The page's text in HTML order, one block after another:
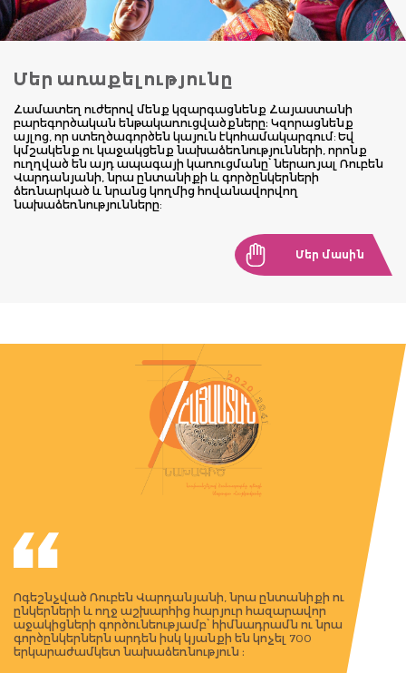
Մեր առաքելությունը
Համատեղ ուժերով մենք կզարգացնենք Հայաստանի
բարեգործական ենթակառուցվածքները։ Կզորացնենք
այլոց, որ ստեղծագործեն կայուն էկոհամակարգում: Եվ
կմշակենք ու կաջակցենք նախաձեռնությունների, որոնք
ուղղված են այդ ապագայի կառուցմանը՝ ներառյալ Ռուբեն
Վարդանյանի, նրա ընտանիքի և գործընկերների
ձեռնարկած և նրանց կողմից հովանավորվող
նախաձեռնությունները:
Մեր մասին
Ոգեշնչված Ռուբեն Վարդանյանի, նրա ընտանիքի ու
ընկերների և ողջ աշխարհից հարյուր հազարավոր
աջակիցների գործունեությամբ՝ հիմնադրամն ու նրա
գործընկերներն արդեն իսկ կյանքի են կոչել 700
երկարաժամկետ նախաձեռնություն ։